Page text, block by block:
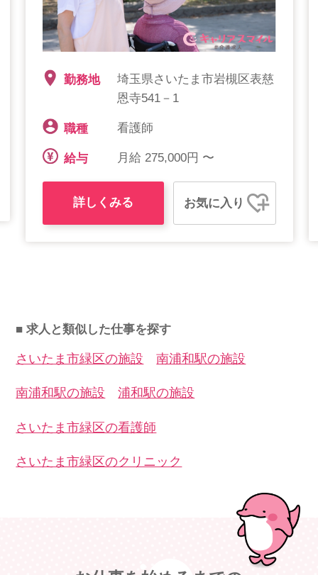
勤務地
埼玉県さいたま市岩槻区表慈
恩寺541－1
職種 看護師
給与 月給 275,000円 〜
詳しくみる お気に入り
■ 求人と類似した仕事を探す
さいたま市緑区の施設 南浦和駅の施設
南浦和駅の施設 浦和駅の施設
さいたま市緑区の看護師
さいたま市緑区のクリニック